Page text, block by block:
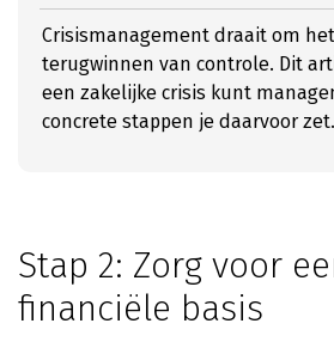
Crisismanagement draait om
terugwinnen van controle. Dit
een zakelijke crisis kunt
concrete stappen je daarvoor zet.
Stap 2: Zorg voor
financiële basis